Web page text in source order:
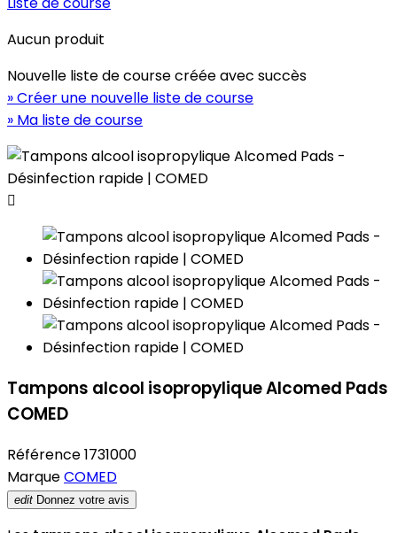
Aucun produit
Nouvelle liste de course créée avec succès
» Créer une nouvelle liste de course
» Ma liste de course

Tampons alcool isopropylique Alcomed Pads
COMED
Référence1731000
MarqueCOMED
edit Donnez votre avis